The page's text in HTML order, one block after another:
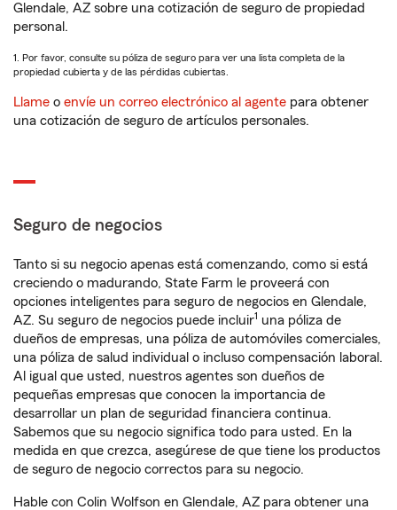
Glendale, AZ sobre una cotización de seguro de propiedad
personal.
1. Por favor, consulte su póliza de seguro para ver una lista completa de la
propiedad cubierta y de las pérdidas cubiertas.
Llame o envíe un correo electrónico al agente para obtener
una cotización de seguro de artículos personales.
Seguro de negocios
Tanto si su negocio apenas está comenzando, como si está
creciendo o madurando, State Farm le proveerá con
opciones inteligentes para seguro de negocios en Glendale,
AZ. Su seguro de negocios puede incluir1 una póliza de
dueños de empresas, una póliza de automóviles comerciales,
una póliza de salud individual o incluso compensación laboral.
Al igual que usted, nuestros agentes son dueños de
pequeñas empresas que conocen la importancia de
desarrollar un plan de seguridad financiera continua.
Sabemos que su negocio significa todo para usted. En la
medida en que crezca, asegúrese de que tiene los productos
de seguro de negocio correctos para su negocio.
Hable con Colin Wolfson en Glendale, AZ para obtener una